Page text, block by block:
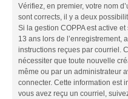
Vérifiez, en premier, votre nom
sont corrects, il y a deux
Si la gestion COPPA est active
13 ans lors de l’enregistrement,
instructions reçues par courriel.
nécessiter que toute nouvelle
même ou par un administrateur
connecter. Cette information est
vous avez reçu un courriel,